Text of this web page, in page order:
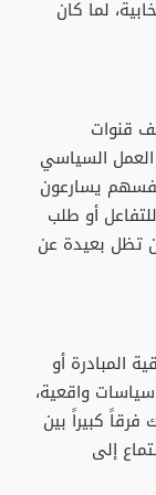
لما كان
قنوات
العمل السياسي
يسارعون
أو طلب
تظل بعيدة عن
أو
واقعية،
كبيراً بين
إلى